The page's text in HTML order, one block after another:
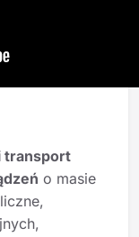
transport
o masie